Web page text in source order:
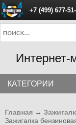
+7 (499) 677-
ПН - ПТ
Интернет-
КАТЕГОРИИ
Главная →
Зажигалка